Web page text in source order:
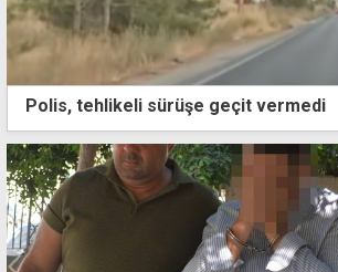
Polis, tehlikeli sürüşe geçit vermedi